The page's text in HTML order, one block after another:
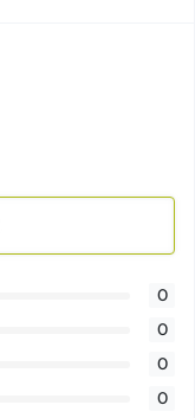
0
0
0
0